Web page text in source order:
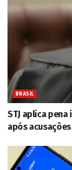
BRASIL
STJ aplica
após